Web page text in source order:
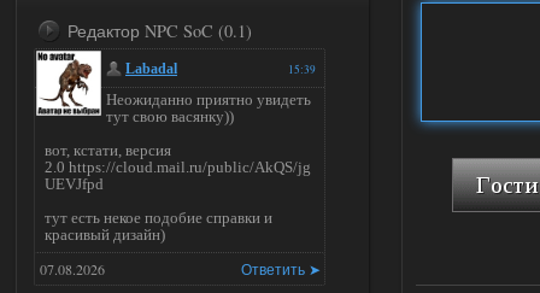
Редактор NPC SoC (0.1)
15:39
Labadal
Неожиданно приятно увидеть
тут свою васянку))
вот, кстати, версия
2.0 https://cloud.mail.ru/public/AkQS/jg
UEVJfpd
тут есть некое подобие справки и
красивый дизайн)
Ответить ➤
07.08.2026